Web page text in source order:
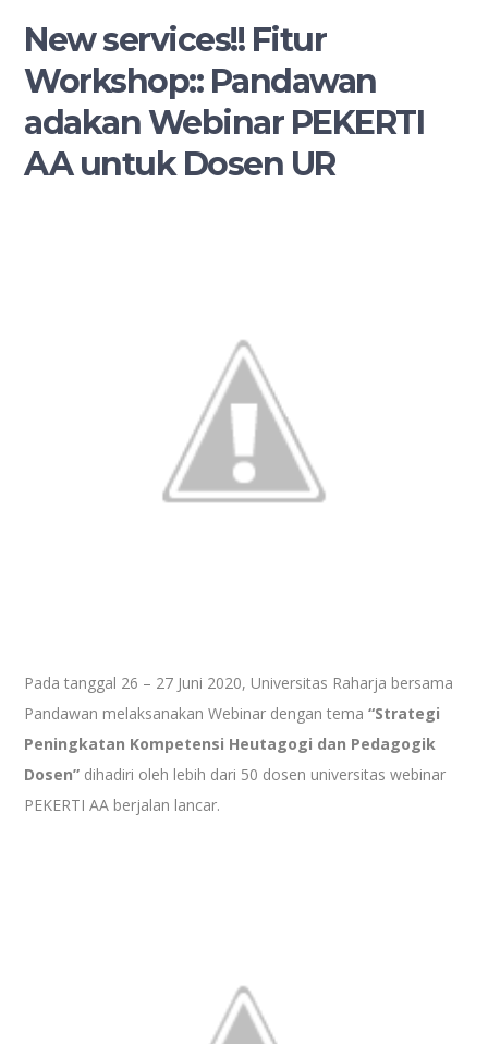
New services!! Fitur
Workshop:: Pandawan
adakan Webinar PEKERTI
AA untuk Dosen UR
Pada tanggal 26 – 27 Juni 2020, Universitas Raharja bersama
Pandawan melaksanakan Webinar dengan tema“Strategi
Peningkatan Kompetensi Heutagogi dan Pedagogik
Dosen” dihadiri oleh lebih dari 50 dosen universitas webinar
PEKERTI AA berjalan lancar.